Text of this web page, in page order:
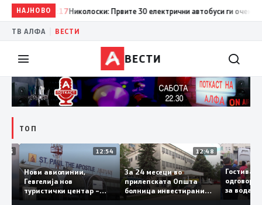
НАЈНОВО
19:17Николоски: Првите 30 електрични автобуси ги очекуваме
ТВ АЛФА ВЕСТИ
ВЕСТИ
ТОП
16:03 12:54
Нови авиолинии,
Гевгелија нов
туристички центар –
туризмот останува
12:48
За 24 месеци во
прилепската Општа
болница инвестирани
за
да ја